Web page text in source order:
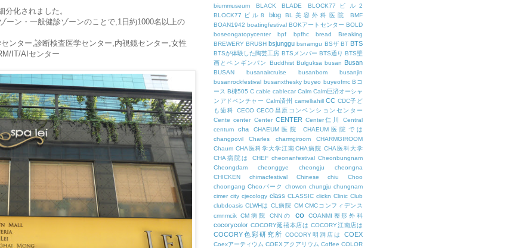
化されました。
ーン・一般健診ゾーンのことで,1日約1000名以上の
ンター,診断検査医学センター,内視鏡センター,女性
IT/AIセンター
biummuseum
BLACK BLADE
BLOCK77ビル2
BLOCK77ビル8
blog BL美容外科医院
BMF
BOAN1942 boatingfestival BOKアートセンター BOLD
boseongatopycenter
bpf bpfhc bread
Breaking
BREWERY BRUSH bsjunggu bsnamgu BSザ BT BTS
BTSが体験した陶芸工房 BTSメンバー BTS通り BTS壁
画とペンギンパン
Buddhist Bulguksa busan Busan
BUSAN busanaircruise busanbom
busanjin
busanrockfestival busanxthesky buyeo buyeofmc Bコ
ース B棟505 C cable cablecar Calm Calm巨済オーシャ
ンアドベンチャー Calm済州 camelliahill CC CDC子ど
も歯科 CECO CECO昌原コンベンションセンター
Cente center Center CENTER Center仁川
Central
centum
cha CHAEUM医院
CHAEUM医院では
changpovil
Charles charmgiroom
CHARMGIROOM
Chaum CHA医科学大学江南CHA病院 CHA医科大学
CHA病院は
CHEF cheonanfestival Cheonbungnam
Cheongdam
cheonggye cheongju
cheongna
CHICKEN
chimacfestival Chinese chiu
Choo
choongang Chooパーク chowon chungju chungnam
cimer city cjecology class CLASSIC clickn Clinic Club
clubdoasis CLWHは CL病院 CM CMCコンフィデンス
cmnmcik CM病院 CNNの co COANMI整形外科
cocorycolor COCORY延禧本店は COCORY江南店は
COCORY色彩研究所 COCORY明洞店は COEX
Coexアーティウム COEXアクアリウム Coffee COLOR